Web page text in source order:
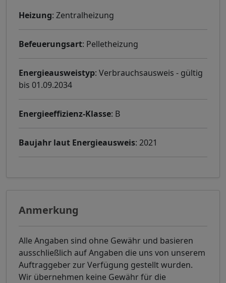
Heizung: Zentralheizung
Befeuerungsart: Pelletheizung
Energieausweistyp: Verbrauchsausweis - gültig
bis 01.09.2034
Energieeffizienz-Klasse: B
Baujahr laut Energieausweis: 2021
Anmerkung
Alle Angaben sind ohne Gewähr und basieren
ausschließlich auf Angaben die uns von unserem
Auftraggeber zur Verfügung gestellt wurden.
Wir übernehmen keine Gewähr für die